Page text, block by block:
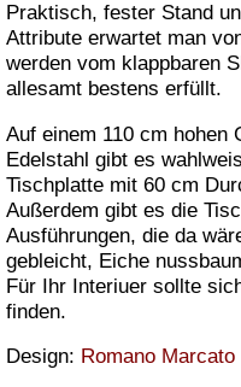
Praktisch, fester Stand
Attribute erwartet man
werden vom klappbaren
allesamt bestens erfüllt.
Auf einem 110 cm hohen
Edelstahl gibt es
Tischplatte mit 60 cm
Außerdem gibt es die
Ausführungen, die da
gebleicht, Eiche
Für Ihr Interiuer sollte
finden.
Design: Romano Marcato